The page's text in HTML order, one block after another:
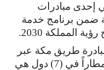
إحدى مبادرات
ضمن برنامج خدمة
المملكة 2030.
طريق مكة عبر
صالات مخصصة في (11) مطاراً في (7) دول هي